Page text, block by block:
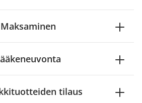
Maksaminen
tilaus